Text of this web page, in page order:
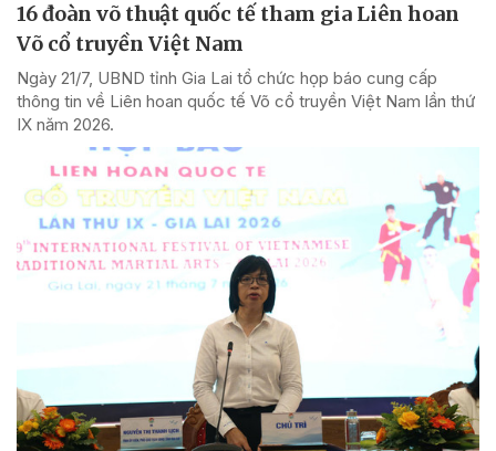
16 đoàn võ thuật quốc tế tham gia Liên hoan
Võ cổ truyền Việt Nam
Ngày 21/7, UBND tỉnh Gia Lai tổ chức họp báo cung cấp
thông tin về Liên hoan quốc tế Võ cổ truyền Việt Nam lần thứ
IX năm 2026.